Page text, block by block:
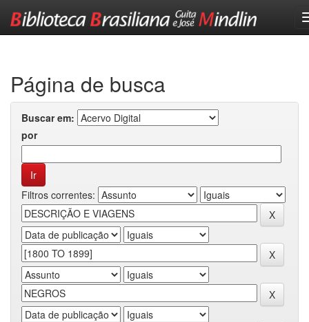
Página de busca
Buscar em:
por
Filtros correntes: